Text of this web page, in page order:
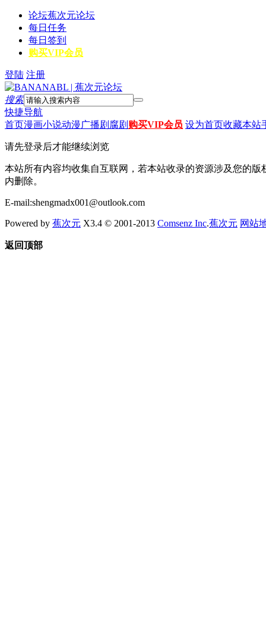
论坛蕉次元论坛
每日任务
每日签到
购买VIP会员
登陆 注册
搜索
快捷导航
首页漫画小说动漫广播剧 腐剧 购买VIP会员 设为首页收藏本站
请先登录后才能继续浏览
本站所有内容均收集自互联网，若本站收录的资源涉及您的
内删除。
E-mail:shengmadx001@outlook.com
Powered by 蕉次元 X3.4 © 2001-2013 Comsenz Inc.蕉次元 网站
返回顶部